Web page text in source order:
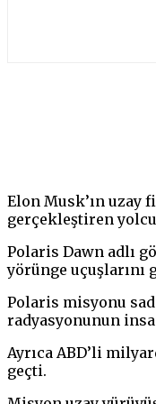
Elon Musk’ın uzay
gerçekleştiren
Polaris Dawn adlı
yörünge uçuşlarını
Polaris misyonu
radyasyonunun
Ayrıca ABD’li
geçti.